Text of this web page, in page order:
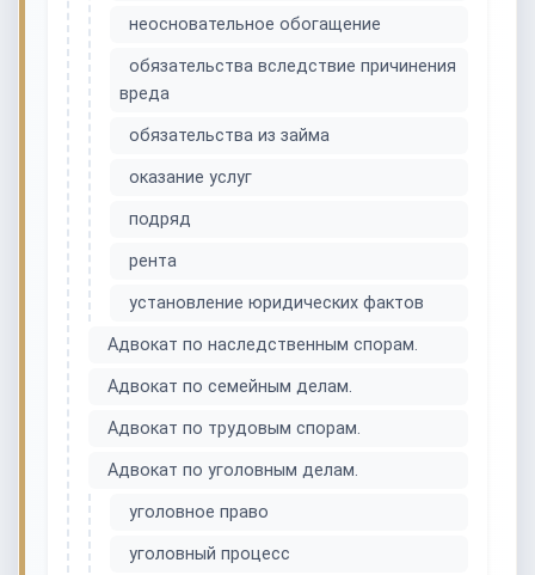
неосновательное обогащение
обязательства вследствие причинения
вреда
обязательства из займа
оказание услуг
подряд
рента
установление юридических фактов
Адвокат по наследственным спорам.
Адвокат по семейным делам.
Адвокат по трудовым спорам.
Адвокат по уголовным делам.
уголовное право
уголовный процесс